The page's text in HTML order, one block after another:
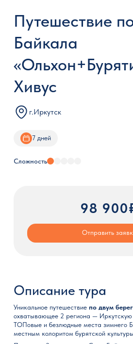
Путешествие
Байкала
Хивус
г.Иркутск
7 дней
Сложность
98
Отправить
Описание тура
Уникальное путешествие по двум
охватывающее 2 региона — Иркутскую
ТОПовые и безлюдные места зимнего
местным колоритом бурятской